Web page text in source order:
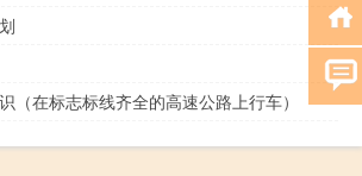
（在标志标线齐全的高速公路上行车）